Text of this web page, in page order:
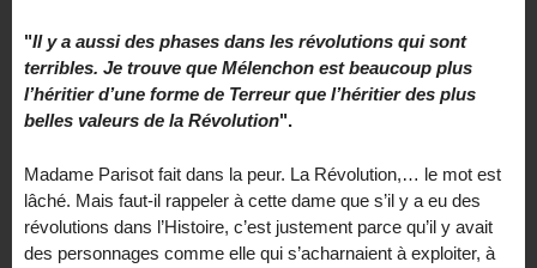
"Il y a aussi des phases dans les révolutions qui sont
terribles. Je trouve que Mélenchon est beaucoup plus
l’héritier d’une forme de Terreur que l’héritier des plus
belles valeurs de la Révolution".
Madame Parisot fait dans la peur. La Révolution,… le mot est
lâché. Mais faut-il rappeler à cette dame que s’il y a eu des
révolutions dans l’Histoire, c’est justement parce qu’il y avait
des personnages comme elle qui s’acharnaient à exploiter, à